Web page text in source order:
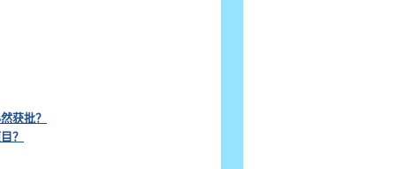
获批？
？